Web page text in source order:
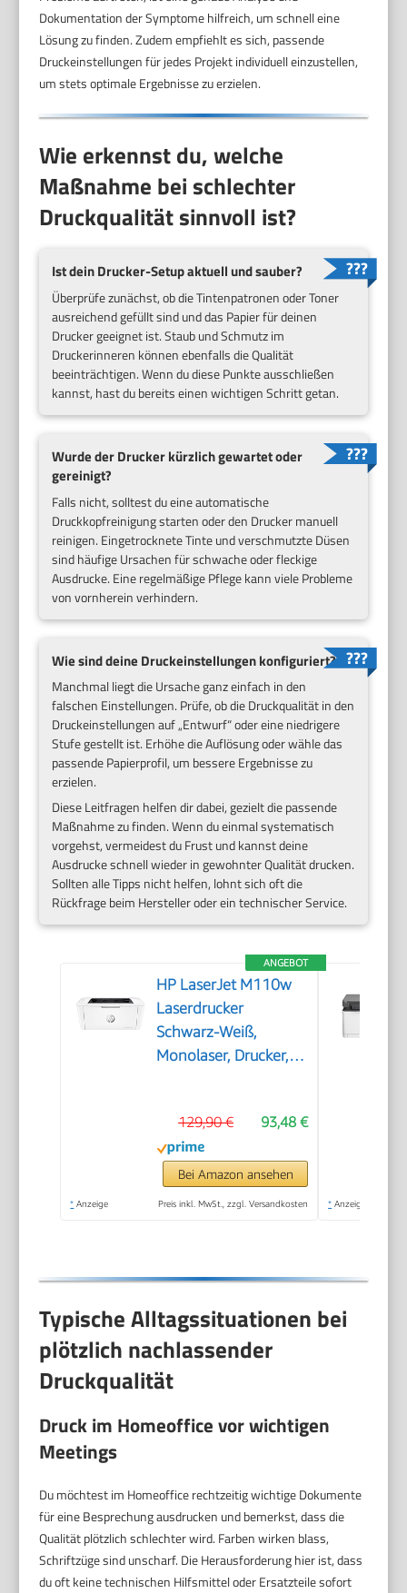
Dokumentation der Symptome hilfreich, um schnell eine
Lösung zu finden. Zudem empfiehlt es sich, passende
Druckeinstellungen für jedes Projekt individuell einzustellen,
um stets optimale Ergebnisse zu erzielen.
Wie erkennst du, welche
Maßnahme bei schlechter
Druckqualität sinnvoll ist?
Ist dein Drucker-Setup aktuell und sauber?
Überprüfe zunächst, ob die Tintenpatronen oder Toner
ausreichend gefüllt sind und das Papier für deinen
Drucker geeignet ist. Staub und Schmutz im
Druckerinneren können ebenfalls die Qualität
beeinträchtigen. Wenn du diese Punkte ausschließen
kannst, hast du bereits einen wichtigen Schritt getan.
Wurde der Drucker kürzlich gewartet oder
gereinigt?
Falls nicht, solltest du eine automatische
Druckkopfreinigung starten oder den Drucker manuell
reinigen. Eingetrocknete Tinte und verschmutzte Düsen
sind häufige Ursachen für schwache oder fleckige
Ausdrucke. Eine regelmäßige Pflege kann viele Probleme
von vornherein verhindern.
Wie sind deine Druckeinstellungen konfiguriert?
Manchmal liegt die Ursache ganz einfach in den
falschen Einstellungen. Prüfe, ob die Druckqualität in den
Druckeinstellungen auf „Entwurf“ oder eine niedrigere
Stufe gestellt ist. Erhöhe die Auflösung oder wähle das
passende Papierprofil, um bessere Ergebnisse zu
erzielen.
Diese Leitfragen helfen dir dabei, gezielt die passende
Maßnahme zu finden. Wenn du einmal systematisch
vorgehst, vermeidest du Frust und kannst deine
Ausdrucke schnell wieder in gewohnter Qualität drucken.
Sollten alle Tipps nicht helfen, lohnt sich oft die
Rückfrage beim Hersteller oder ein technischer Service.
ANGEBOT
HP LaserJet M110w
Laserdrucker
Schwarz-Weiß,
Monolaser, Drucker,
drucken, Auto-
On/Auto-Off-
Technologie
93,48 €
129,90 €
Bei Amazon ansehen
* Anzeige Preis inkl. MwSt., zzgl. Versandkosten * Anzeige
Typische Alltagssituationen bei
plötzlich nachlassender
Druckqualität
Druck im Homeoffice vor wichtigen
Meetings
Du möchtest im Homeoffice rechtzeitig wichtige Dokumente
für eine Besprechung ausdrucken und bemerkst, dass die
Qualität plötzlich schlechter wird. Farben wirken blass,
Schriftzüge sind unscharf. Die Herausforderung hier ist, dass
du oft keine technischen Hilfsmittel oder Ersatzteile sofort